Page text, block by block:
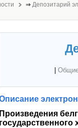
⇒ Депозитарий
Произведения
государственного